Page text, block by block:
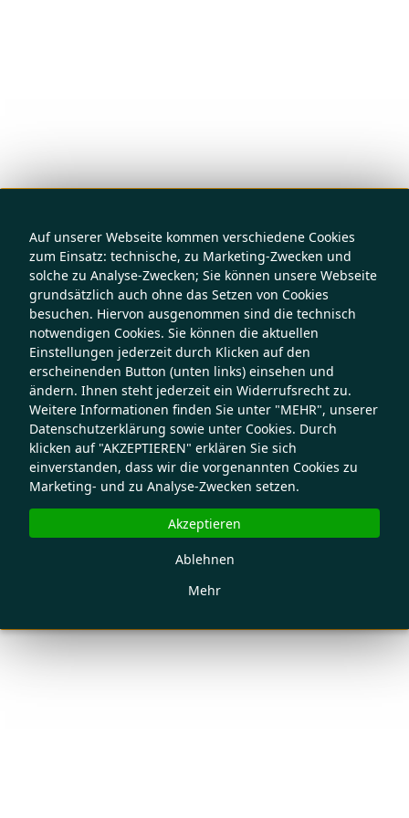
Auf unserer Webseite kommen verschiedene Cookies
zum Einsatz: technische, zu Marketing-Zwecken und
solche zu Analyse-Zwecken; Sie können unsere Webseite
grundsätzlich auch ohne das Setzen von Cookies
besuchen. Hiervon ausgenommen sind die technisch
notwendigen Cookies. Sie können die aktuellen
Einstellungen jederzeit durch Klicken auf den
erscheinenden Button (unten links) einsehen und
ändern. Ihnen steht jederzeit ein Widerrufsrecht zu.
Weitere Informationen finden Sie unter "MEHR", unserer
Datenschutzerklärung sowie unter Cookies. Durch
klicken auf "AKZEPTIEREN" erklären Sie sich
einverstanden, dass wir die vorgenannten Cookies zu
Marketing- und zu Analyse-Zwecken setzen.
Mehr
Ablehnen
Akzeptieren